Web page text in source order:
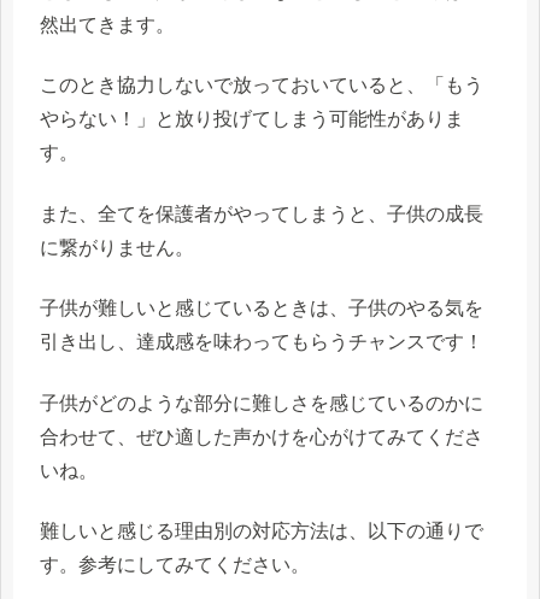
然出てきます。
このとき協力しないで放っておいていると、「もう
やらない！」と放り投げてしまう可能性がありま
す。
また、全てを保護者がやってしまうと、子供の成長
に繋がりません。
子供が難しいと感じているときは、子供のやる気を
引き出し、達成感を味わってもらうチャンスです！
子供がどのような部分に難しさを感じているのかに
合わせて、ぜひ適した声かけを心がけてみてくださ
いね。
難しいと感じる理由別の対応方法は、以下の通りで
す。参考にしてみてください。